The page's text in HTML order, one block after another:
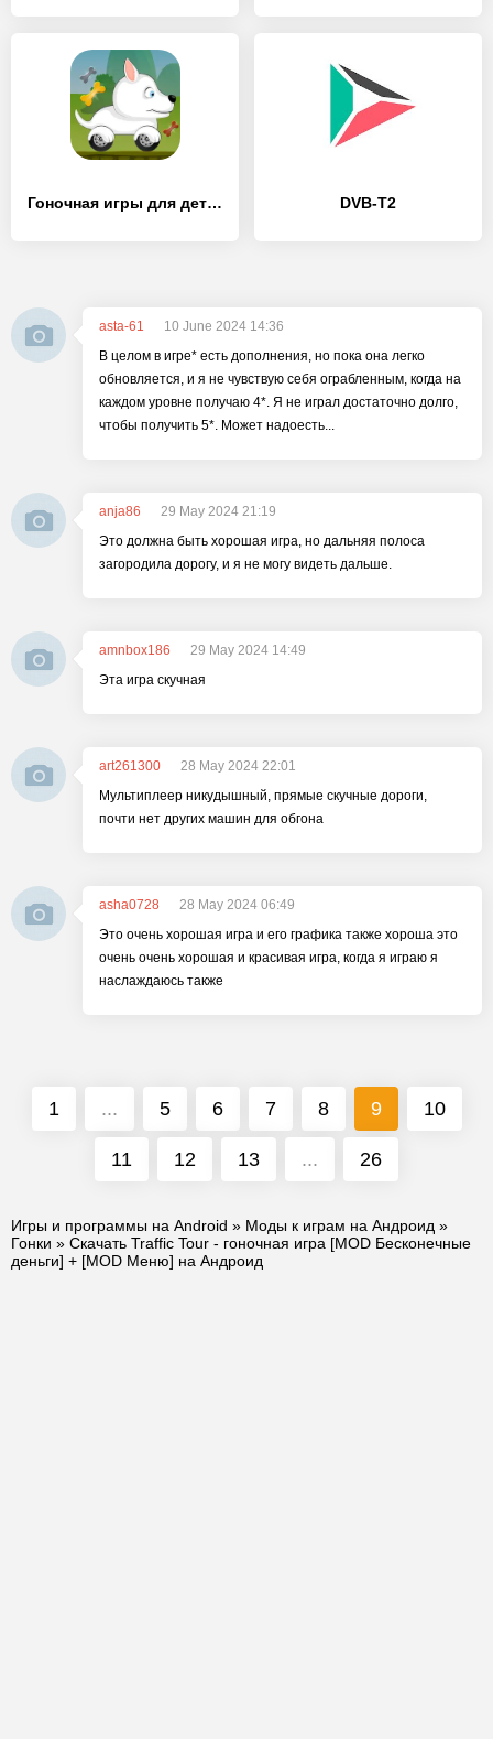
Гоночная игры для детей - [MOD Много денег] DVB-T2
asta-61
10 June 2024 14:36
В целом в игре* есть дополнения, но пока она легко
обновляется, и я не чувствую себя ограбленным, когда на
каждом уровне получаю 4*. Я не играл достаточно долго,
чтобы получить 5*. Может надоесть...
anja86
29 May 2024 21:19
Это должна быть хорошая игра, но дальняя полоса
загородила дорогу, и я не могу видеть дальше.
amnbox186
29 May 2024 14:49
Эта игра скучная
art261300
28 May 2024 22:01
Мультиплеер никудышный, прямые скучные дороги,
почти нет других машин для обгона
asha0728
28 May 2024 06:49
Это очень хорошая игра и его графика также хороша это
очень очень хорошая и красивая игра, когда я играю я
наслаждаюсь также
1 ... 5 6 7 8 9 10
11 12 13 ... 26
Игры и программы на Android » Моды к играм на Андроид »
Гонки » Скачать Traffic Tour - гоночная игра [MOD Бесконечные
деньги] + [MOD Меню] на Андроид